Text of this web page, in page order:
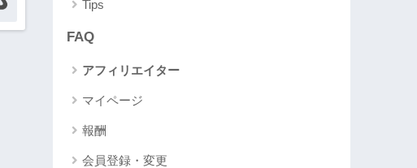
Tips
FAQ
アフィリエイター
マイページ
報酬
会員登録・変更